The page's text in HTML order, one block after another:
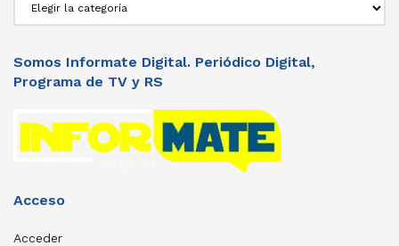
Somos Informate Digital. Periódico Digital,
Programa de TV y RS
Acceso
Acceder